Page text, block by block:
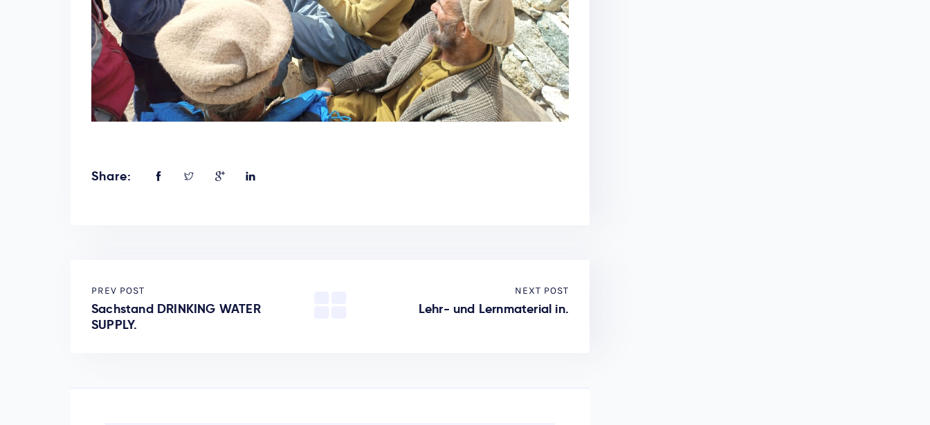
Share:
PREV POST
Sachstand DRINKING WATER
SUPPLY.
NEXT POST
Lehr- und Lernmaterial in.